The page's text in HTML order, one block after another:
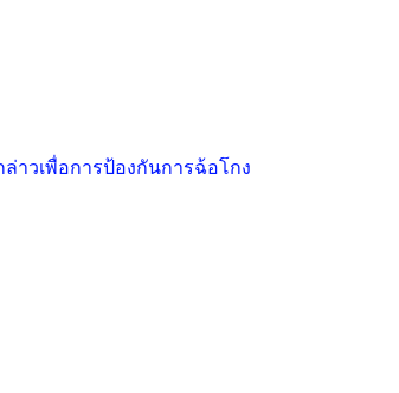
าวเพื่อการป้องกันการฉ้อโกง